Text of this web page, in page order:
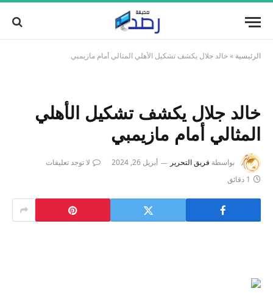
الرئيسية »خالد جلال يكشف تشكيل الأهلي المثالي أمام مازيمبي
خالد جلال يكشف تشكيل الأهلي
المثالي أمام مازيمبي
بواسطة فريق التحرير أبريل 26, 2024
لا توجد تعليقات
1 دقائق